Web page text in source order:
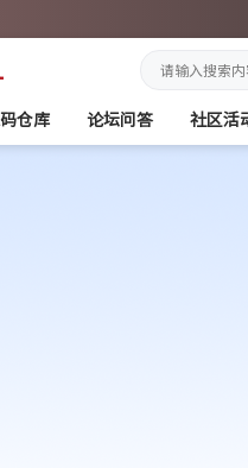
仓库 论坛问答 社区活